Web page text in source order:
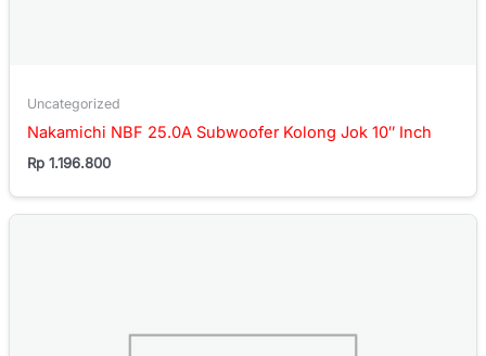
Uncategorized
Nakamichi NBF 25.0A Subwoofer Kolong Jok 10″ Inch
Rp 1.196.800